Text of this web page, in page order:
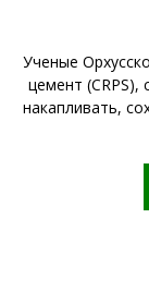
Ученые
цемент (CRPS),
накапливать,